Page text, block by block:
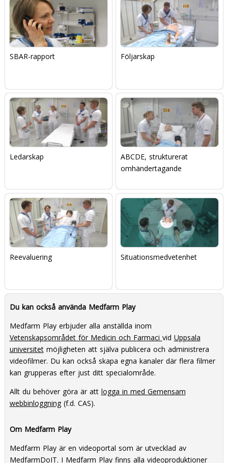
SBAR-rapport Följarskap
Ledarskap
ABCDE, strukturerat
omhändertagande
Reevaluering Situationsmedvetenhet
Du kan också använda Medfarm Play
Medfarm Play erbjuder alla anställda inom
Vetenskapsområdet för Medicin och Farmaci vid Uppsala
universitetmöjligheten att själva publicera och administrera
videofilmer. Du kan också skapa egna kanaler där flera filmer
kan grupperas efter just ditt specialområde.
Allt du behöver göra är att logga in med Gemensam
webbinloggning(f.d. CAS).
Om Medfarm Play
Medfarm Play är en videoportal som är utvecklad av
MedfarmDoIT. I Medfarm Play finns alla videoproduktioner